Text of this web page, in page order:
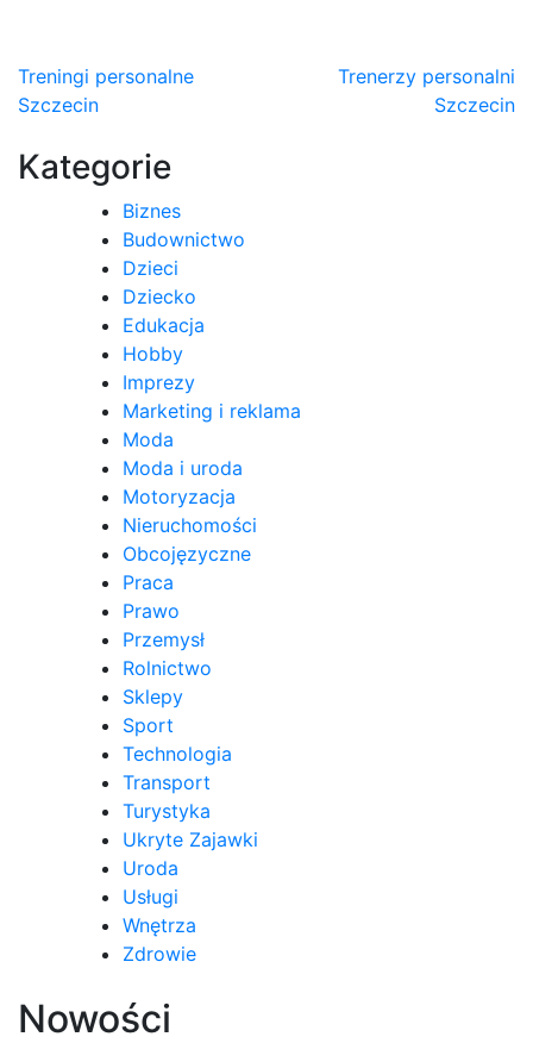
Nawigacja
wpisu
Treningi personalne
Szczecin
Trenerzy personalni
Szczecin
Kategorie
Biznes
Budownictwo
Dzieci
Dziecko
Edukacja
Hobby
Imprezy
Marketing i reklama
Moda
Moda i uroda
Motoryzacja
Nieruchomości
Obcojęzyczne
Praca
Prawo
Przemysł
Rolnictwo
Sklepy
Sport
Technologia
Transport
Turystyka
Ukryte Zajawki
Uroda
Usługi
Wnętrza
Zdrowie
Nowości